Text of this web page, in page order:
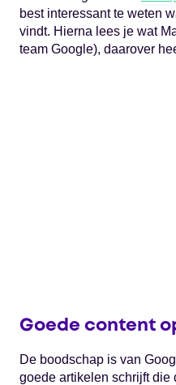
best interessant te weten
vindt. Hierna lees je wat
team Google), daarover
Goede content
De boodschap is van
goede artikelen schrijft